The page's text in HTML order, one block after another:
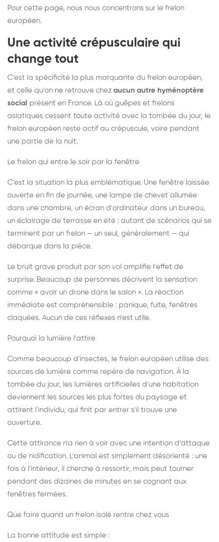
Pour cette page, nous nous concentrons sur le frelon
européen.
Une activité crépusculaire qui
change tout
C'est la spécificité la plus marquante du frelon européen,
et celle qu'on ne retrouve chez aucun autre hyménoptère
social présent en France. Là où guêpes et frelons
asiatiques cessent toute activité avec la tombée du jour, le
frelon européen reste actif au crépuscule, voire pendant
une partie de la nuit.
Le frelon qui entre le soir par la fenêtre
C'est la situation la plus emblématique. Une fenêtre laissée
ouverte en fin de journée, une lampe de chevet allumée
dans une chambre, un écran d'ordinateur dans un bureau,
un éclairage de terrasse en été : autant de scénarios qui se
terminent par un frelon — un seul, généralement — qui
débarque dans la pièce.
Le bruit grave produit par son vol amplifie l'effet de
surprise. Beaucoup de personnes décrivent la sensation
comme « avoir un drone dans le salon ». La réaction
immédiate est compréhensible : panique, fuite, fenêtres
claquées. Aucun de ces réflexes n'est utile.
Pourquoi la lumière l'attire
Comme beaucoup d'insectes, le frelon européen utilise des
sources de lumière comme repère de navigation. À la
tombée du jour, les lumières artificielles d'une habitation
deviennent les sources les plus fortes du paysage et
attirent l'individu, qui finit par entrer s'il trouve une
ouverture.
Cette attirance n'a rien à voir avec une intention d'attaque
ou de nidification. L'animal est simplement désorienté : une
fois à l'intérieur, il cherche à ressortir, mais peut tourner
pendant des dizaines de minutes en se cognant aux
fenêtres fermées.
Que faire quand un frelon isolé rentre chez vous
La bonne attitude est simple :